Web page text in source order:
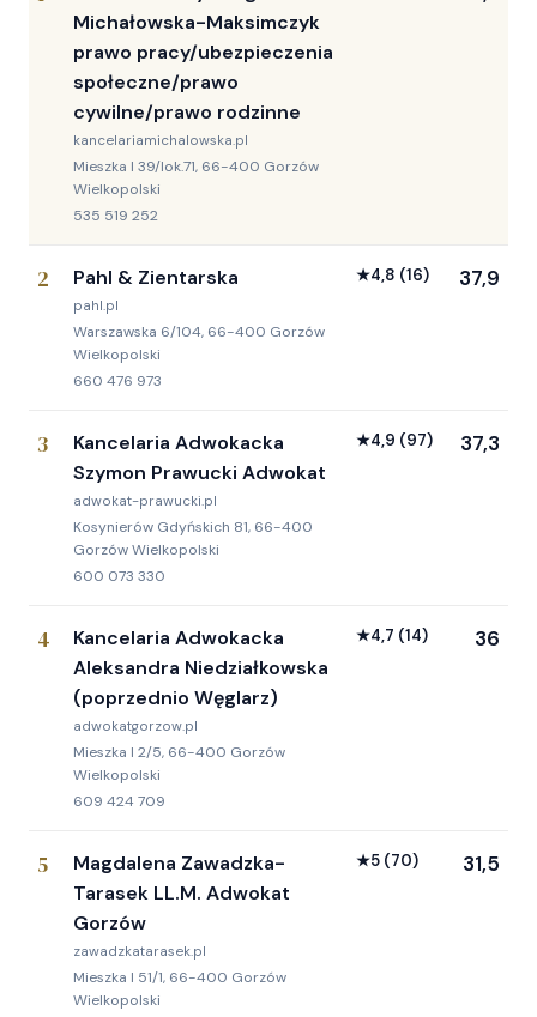
Michałowska-Maksimczyk
prawo pracy/ubezpieczenia
społeczne/prawo
cywilne/prawo rodzinne
kancelariamichalowska.pl
Mieszka I 39/lok.71, 66-400 Gorzów
Wielkopolski
535 519 252
2 Pahl & Zientarska
pahl.pl
Warszawska 6/104, 66-400 Gorzów
Wielkopolski
660 476 973
★4,8 (16) 37,9
3
Kancelaria Adwokacka
Szymon Prawucki Adwokat
adwokat-prawucki.pl
Kosynierów Gdyńskich 81, 66-400
Gorzów Wielkopolski
600 073 330
★4,9 (97) 37,3
4
Kancelaria Adwokacka
Aleksandra Niedziałkowska
(poprzednio Węglarz)
adwokatgorzow.pl
Mieszka I 2/5, 66-400 Gorzów
Wielkopolski
609 424 709
★4,7 (14) 36
5
Magdalena Zawadzka-
Tarasek LL.M. Adwokat
Gorzów
zawadzkatarasek.pl
Mieszka I 51/1, 66-400 Gorzów
Wielkopolski
★5 (70) 31,5